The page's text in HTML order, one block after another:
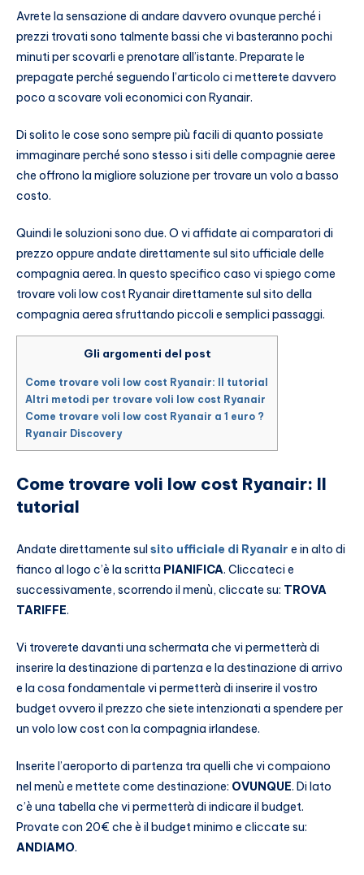
Avrete la sensazione di andare davvero ovunque perché i
prezzi trovati sono talmente bassi che vi basteranno pochi
minuti per scovarli e prenotare all’istante. Preparate le
prepagate perché seguendo l’articolo ci metterete davvero
poco a scovare voli economici con Ryanair.
Di solito le cose sono sempre più facili di quanto possiate
immaginare perché sono stesso i siti delle compagnie aeree
che offrono la migliore soluzione per trovare un volo a basso
costo.
Quindi le soluzioni sono due. O vi affidate ai comparatori di
prezzo oppure andate direttamente sul sito ufficiale delle
compagnia aerea. In questo specifico caso vi spiego come
trovare voli low cost Ryanair direttamente sul sito della
compagnia aerea sfruttando piccoli e semplici passaggi.
Gli argomenti del post
Come trovare voli low cost Ryanair: Il tutorial
Altri metodi per trovare voli low cost Ryanair
Come trovare voli low cost Ryanair a 1 euro ?
Ryanair Discovery
Come trovare voli low cost Ryanair: Il
tutorial
Andate direttamente sulsito ufficiale di Ryanair e in alto di
fianco al logo c’è la scritta PIANIFICA. Cliccateci e
successivamente, scorrendo il menù, cliccate su: TROVA
TARIFFE.
Vi troverete davanti una schermata che vi permetterà di
inserire la destinazione di partenza e la destinazione di arrivo
e la cosa fondamentale vi permetterà di inserire il vostro
budget ovvero il prezzo che siete intenzionati a spendere per
un volo low cost con la compagnia irlandese.
Inserite l’aeroporto di partenza tra quelli che vi compaiono
nel menù e mettete come destinazione: OVUNQUE. Di lato
c’è una tabella che vi permetterà di indicare il budget.
Provate con 20€ che è il budget minimo e cliccate su:
ANDIAMO.